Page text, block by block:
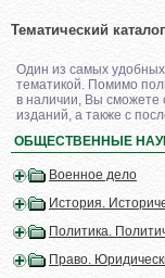
Тематический каталог
Один из самых удобных
тематикой. Помимо
в наличии, Вы сможете
изданий, а также с
ОБЩЕСТВЕННЫЕ
Военное дело
История.
Политика.
Право.